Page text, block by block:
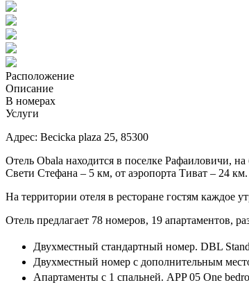
Расположение
Описание
В номерах
Услуги
Адрес: Becicka plaza 25, 85300
Отель Obala находится в поселке Рафаиловичи,
Свети Стефана – 5 км, от аэропорта Тиват – 24 км.
На территории отеля в ресторане гостям каждое
Отель предлагает 78 номеров, 19 апартаментов,
Двухместный стандартный номер. DBL
Двухместный номер с дополнительным
Апартаменты с 1 спальней. APP 05 One